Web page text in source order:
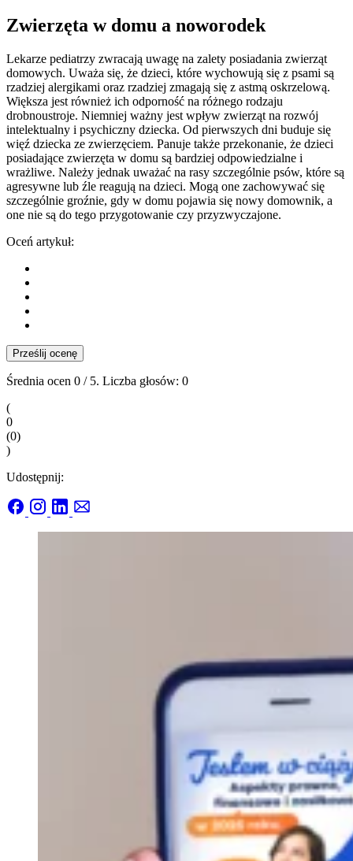
Zwierzęta w domu a noworodek
Lekarze pediatrzy zwracają uwagę na zalety posiadania zwierząt
domowych. Uważa się, że dzieci, które wychowują się z psami są
rzadziej alergikami oraz rzadziej zmagają się z astmą oskrzelową.
Większa jest również ich odporność na różnego rodzaju
drobnoustroje. Niemniej ważny jest wpływ zwierząt na rozwój
intelektualny i psychiczny dziecka. Od pierwszych dni buduje się
więź dziecka ze zwierzęciem. Panuje także przekonanie, że dzieci
posiadające zwierzęta w domu są bardziej odpowiedzialne i
wrażliwe. Należy jednak uważać na rasy szczególnie psów, które są
agresywne lub źle reagują na dzieci. Mogą one zachowywać się
szczególnie groźnie, gdy w domu pojawia się nowy domownik, a
one nie są do tego przygotowanie czy przyzwyczajone.
Oceń artykuł:
Prześlij ocenę
Średnia ocen 0 / 5. Liczba głosów: 0
(
0
(0)
)
Udostępnij: